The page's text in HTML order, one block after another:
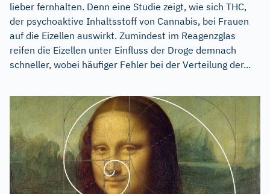
lieber fernhalten. Denn eine Studie zeigt, wie sich THC,
der psychoaktive Inhaltsstoff von Cannabis, bei Frauen
auf die Eizellen auswirkt. Zumindest im Reagenzglas
reifen die Eizellen unter Einfluss der Droge demnach
schneller, wobei häufiger Fehler bei der Verteilung der...